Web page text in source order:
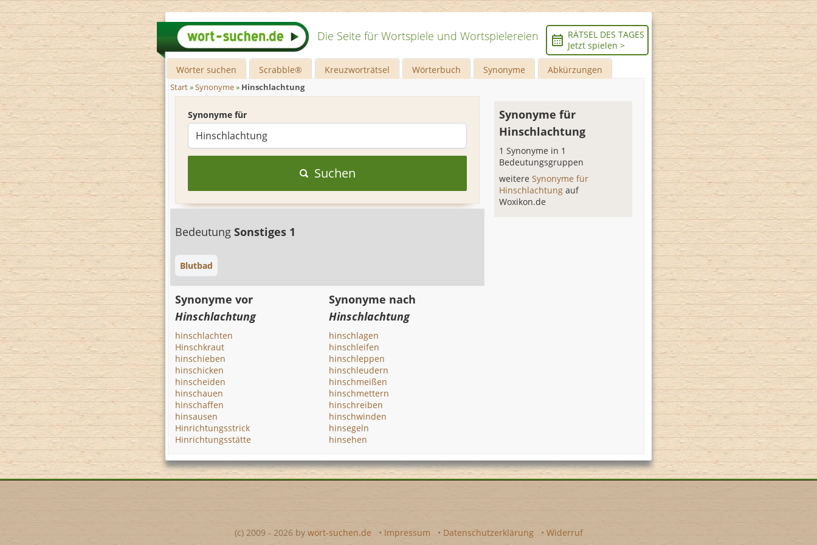
Die Seite für Wortspiele und Wortspielereien
RÄTSEL DES TAGES
Jetzt spielen >
Wörter suchen Scrabble® Kreuzworträtsel Wörterbuch Synonyme Abkürzungen
Start»Synonyme» Hinschlachtung
Synonyme für
Suchen
Bedeutung Sonstiges 1
Blutbad
Synonyme für
Hinschlachtung
1 Synonyme in 1
Bedeutungsgruppen
weitereSynonyme für
Hinschlachtungauf
Woxikon.de
Synonyme vor
Hinschlachtung
hinschlachten
Hinschkraut
hinschieben
hinschicken
hinscheiden
hinschauen
hinschaffen
hinsausen
Hinrichtungsstrick
Hinrichtungsstätte
Synonyme nach
Hinschlachtung
hinschlagen
hinschleifen
hinschleppen
hinschleudern
hinschmeißen
hinschmettern
hinschreiben
hinschwinden
hinsegeln
hinsehen
(c) 2009 - 2026 by wort-suchen.de • Impressum • Datenschutzerklärung • Widerruf